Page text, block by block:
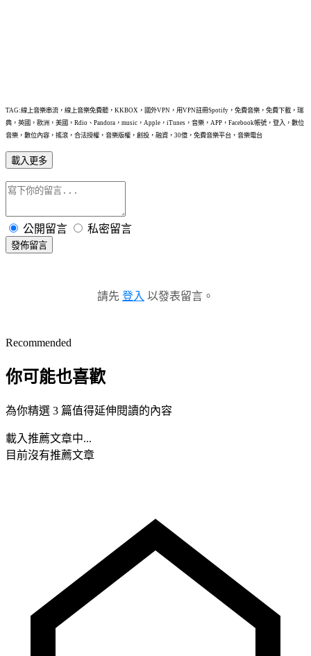
TAG:線上音樂串流，線上音樂免費聽，KKBOX，國外VPN，用VPN註冊Spotify，免費音樂，免費下載，瑞
典，英國，歐洲，美國，Rdio、Pandora，music，Apple，iTunes，音樂，APP，Facebook帳號，登入，數位
音樂，數位內容，搖滾，合法授權，音樂版權，創投，融資，30億，免費音樂平台，音樂電台
載入更多
公開留言 私密留言
發佈留言
請先 登入 以發表留言。
Recommended
你可能也喜歡
為你精選 3 篇值得延伸閱讀的內容
載入推薦文章中...
目前沒有推薦文章